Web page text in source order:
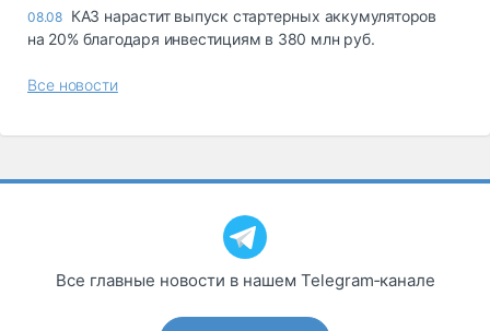
08.08 КАЗ нарастит выпуск стартерных аккумуляторов
на 20% благодаря инвестициям в 380 млн руб.
Все новости
Все главные новости в нашем Telegram‑канале